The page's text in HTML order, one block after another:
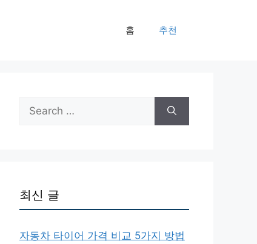
홈 추천
Search
for:
최신 글
자동차 타이어 가격 비교 5가지 방법